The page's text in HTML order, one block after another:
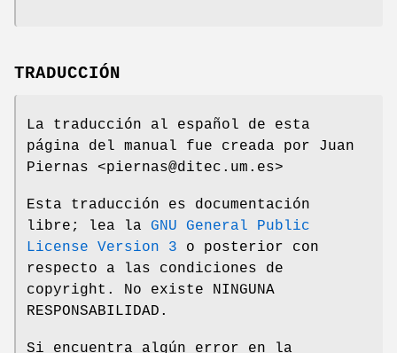
TRADUCCIÓN
La traducción al español de esta
página del manual fue creada por Juan
Piernas <piernas@ditec.um.es>
Esta traducción es documentación
libre; lea la GNU General Public
License Version 3 o posterior con
respecto a las condiciones de
copyright. No existe NINGUNA
RESPONSABILIDAD.
Si encuentra algún error en la